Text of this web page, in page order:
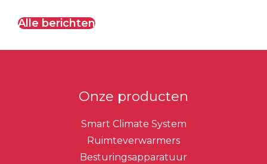
Alle berichten
Onze producten
Smart Climate System
Ruimteverwarmers
Besturingsapparatuur